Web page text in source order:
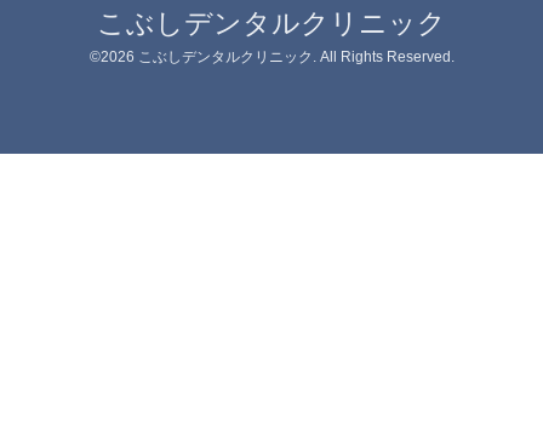
こぶしデンタルクリニック
©2026 こぶしデンタルクリニック . All Rights Reserved.